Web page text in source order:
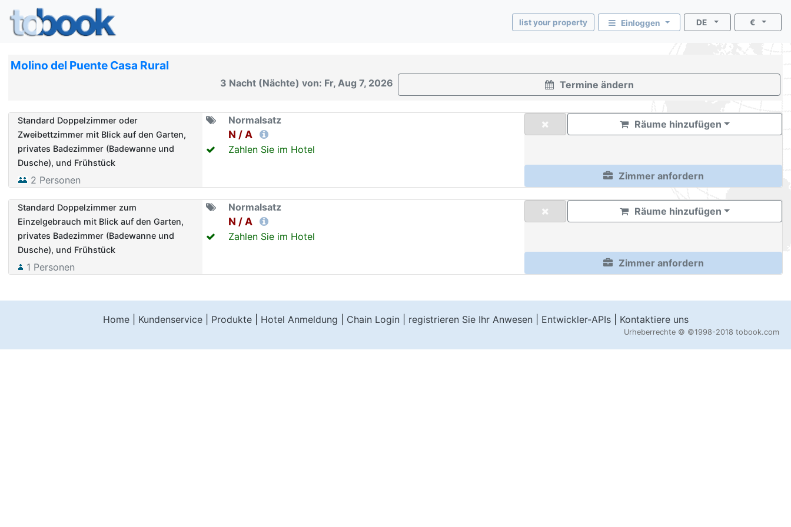
list your property Einloggen DE €
Molino del Puente Casa Rural
3 Nacht (Nächte) von: Fr, Aug 7, 2026 Termine ändern
Standard Doppelzimmer oder
Zweibettzimmer mit Blick auf den Garten,
privates Badezimmer (Badewanne und
Dusche), und Frühstück
2 Personen
Normalsatz
N / A
Zahlen Sie im Hotel
Räume hinzufügen
Zimmer anfordern
Standard Doppelzimmer zum
Einzelgebrauch mit Blick auf den Garten,
privates Badezimmer (Badewanne und
Dusche), und Frühstück
1 Personen
Normalsatz
N / A
Zahlen Sie im Hotel
Räume hinzufügen
Zimmer anfordern
Home| Kundenservice| Produkte| Hotel Anmeldung Chain Login registrieren Sie Ihr Anwesen Entwickler-APIs| Kontaktiere uns
Urheberrechte © ©1998-2018 tobook.com